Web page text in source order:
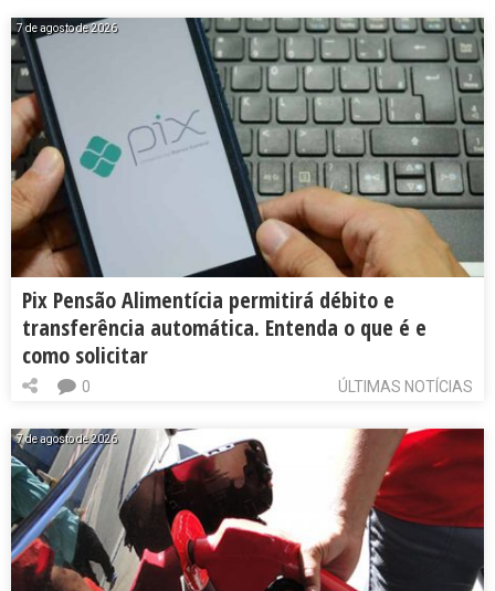
7 de agosto de 2026
Pix Pensão Alimentícia permitirá débito e
transferência automática. Entenda o que é e
como solicitar
ÚLTIMAS NOTÍCIAS
0
7 de agosto de 2026